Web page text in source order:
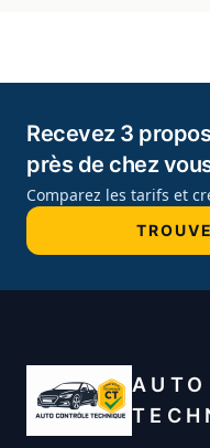
Recevez 3
près de chez
Comparez les tarifs et